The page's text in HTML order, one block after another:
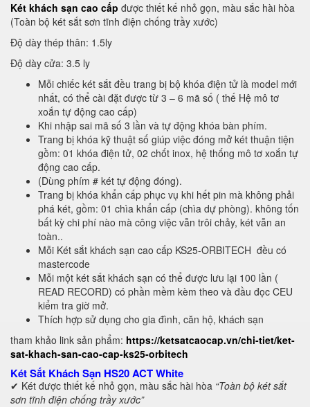
Két khách sạn cao cấp được thiết kế nhỏ gọn, màu sắc hài hòa
(Toàn bộ két sắt sơn tĩnh điện chống trầy xước)
Độ dày thép thân: 1.5ly
Độ dày cửa: 3.5 ly
Mỗi chiếc két sắt đều trang bị bộ khóa điện tử là model mới
nhất, có thể cài đặt được từ 3 – 6 mã số ( thế Hệ mô tơ
xoắn tự động cao cấp)
Khi nhập sai mã số 3 lần và tự động khóa bàn phím.
Trang bị khóa kỹ thuật số giúp việc đóng mở két thuận tiện
gồm: 01 khóa điện tử, 02 chốt inox, hệ thống mô tơ xoắn tự
động cao cấp.
(Dùng phím # két tự động đóng).
Trang bị khóa khẩn cấp phục vụ khi hết pin mà không phải
phá két, gồm: 01 chìa khẩn cấp (chìa dự phòng). không tốn
bất kỳ chi phí nào mà công việc vẫn trôi chảy, két vẫn an
toàn..
Mỗi Két sắt khách sạn cao cấp KS25-ORBITECH đều có
mastercode
Mỗi một két sắt khách sạn có thể được lưu lại 100 lần (
READ RECORD) có phần mềm kèm theo và đầu đọc CEU
kiểm tra giờ mở.
Thích hợp sử dụng cho gia đình, căn hộ, khách sạn
tham khảo link sản phẩm: https://ketsatcaocap.vn/chi-tiet/ket-
sat-khach-san-cao-cap-ks25-orbitech
Két Sắt Khách Sạn HS20 ACT White
✔ Két được thiết kế nhỏ gọn, màu sắc hài hòa “Toàn bộ két sắt
sơn tĩnh điện chống trầy xước”